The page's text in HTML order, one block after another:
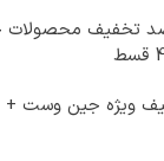
درصد تخفیف